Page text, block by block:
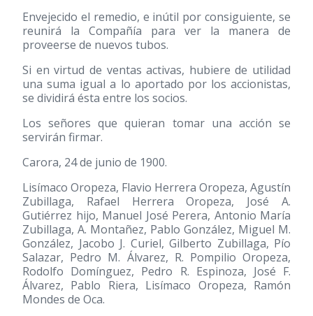
Envejecido el remedio, e inútil por consiguiente, se
reunirá la Compañía para ver la manera de
proveerse de nuevos tubos.
Si en virtud de ventas activas, hubiere de utilidad
una suma igual a lo aportado por los accionistas,
se dividirá ésta entre los socios.
Los señores que quieran tomar una acción se
servirán firmar.
Carora, 24 de junio de 1900.
Lisímaco Oropeza, Flavio Herrera Oropeza, Agustín
Zubillaga, Rafael Herrera Oropeza, José A.
Gutiérrez hijo, Manuel José Perera, Antonio María
Zubillaga, A. Montañez, Pablo González, Miguel M.
González, Jacobo J. Curiel, Gilberto Zubillaga, Pío
Salazar, Pedro M. Álvarez, R. Pompilio Oropeza,
Rodolfo Domínguez, Pedro R. Espinoza, José F.
Álvarez, Pablo Riera, Lisímaco Oropeza, Ramón
Mondes de Oca.